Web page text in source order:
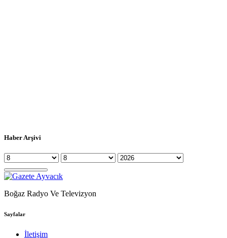
Haber Arşivi
Boğaz Radyo Ve Televizyon
Sayfalar
İletişim